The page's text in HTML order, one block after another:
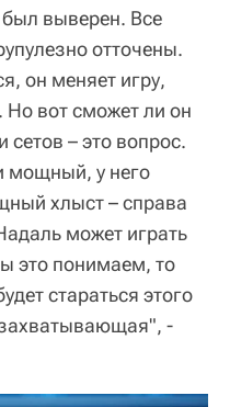
выверен. Все
отточены.
он меняет игру,
Но вот сможет ли он
сетов – это вопрос.
мощный, у него
хлыст – справа
может играть
это понимаем, то
стараться этого
захватывающая", -